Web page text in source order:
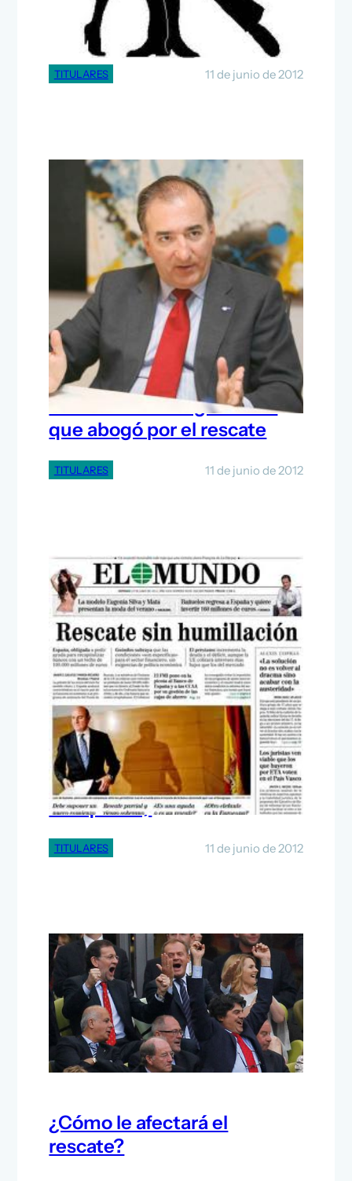
Remember To »Dance With
The One That Brung You»
TITULARES 11 de junio de 2012
Destituido el cargo del PP
que abogó por el rescate
TITULARES 11 de junio de 2012
Salvar a los bancos (y a los
banqueros)
TITULARES 11 de junio de 2012
¿Cómo le afectará el
rescate?